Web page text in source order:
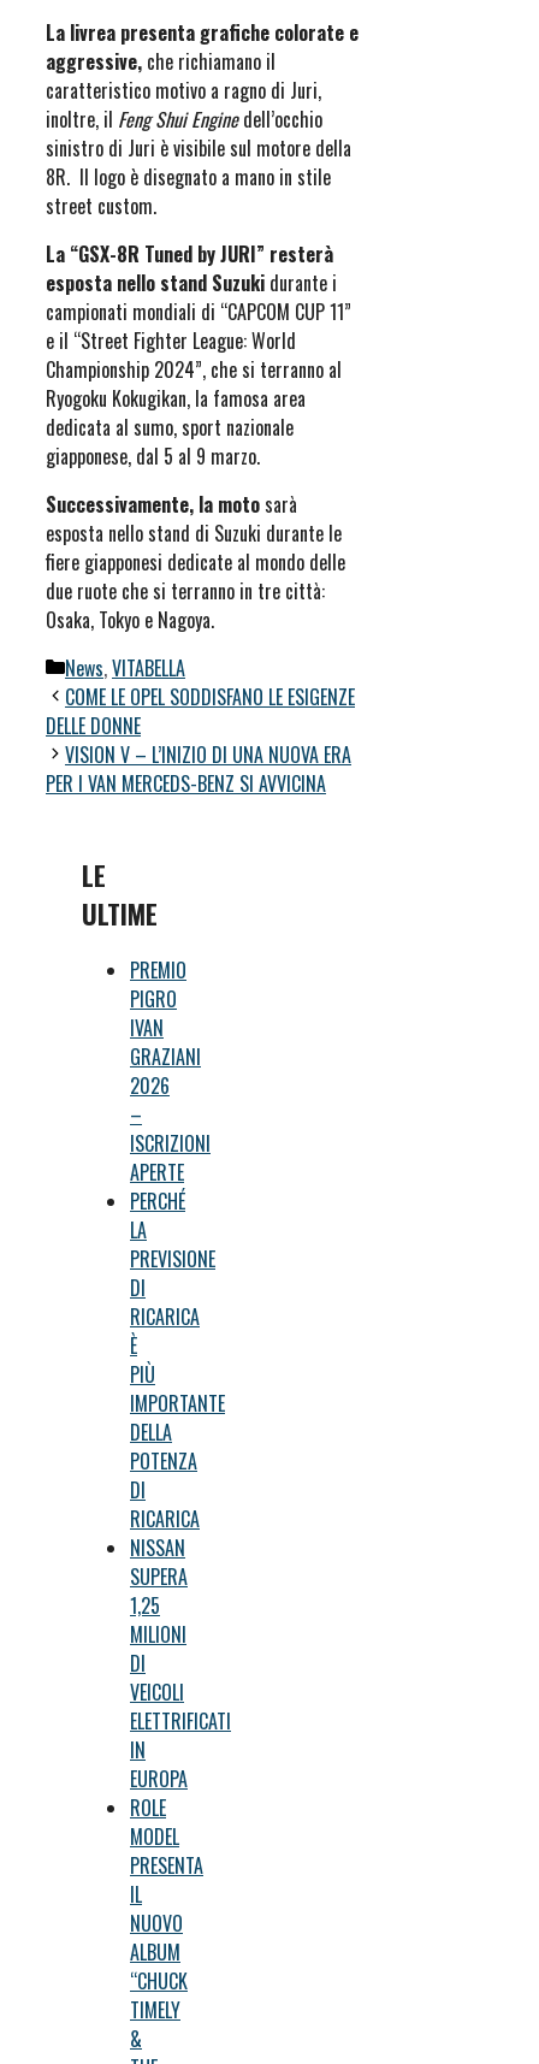
La livrea presenta grafiche colorate e
aggressive, che richiamano il
caratteristico motivo a ragno di Juri,
inoltre, il Feng Shui Enginedell’occhio
sinistro di Juri è visibile sul motore della
8R. Il logo è disegnato a mano in stile
street custom.
La “GSX-8R Tuned by JURI” resterà
esposta nello stand Suzuki durante i
campionati mondiali di “CAPCOM CUP 11”
e il “Street Fighter League: World
Championship 2024”, che si terranno al
Ryogoku Kokugikan, la famosa area
dedicata al sumo, sport nazionale
giapponese, dal 5 al 9 marzo.
Successivamente, la motosarà
esposta nello stand di Suzuki durante le
fiere giapponesi dedicate al mondo delle
due ruote che si terranno in tre città:
Osaka, Tokyo e Nagoya.
Categorie
News,VITABELLA
COME LE OPEL SODDISFANO LE ESIGENZE
DELLE DONNE
VISION V – L’INIZIO DI UNA NUOVA ERA
PER I VAN MERCEDS-BENZ SI AVVICINA
LE
ULTIME
PREMIO
PIGRO
IVAN
GRAZIANI
2026
–
ISCRIZIONI
APERTE
PERCHÉ
LA
PREVISIONE
DI
RICARICA
È
PIÙ
IMPORTANTE
DELLA
POTENZA
DI
RICARICA
NISSAN
SUPERA
1,25
MILIONI
DI
VEICOLI
ELETTRIFICATI
IN
EUROPA
ROLE
MODEL
PRESENTA
IL
NUOVO
ALBUM
“CHUCK
TIMELY
&